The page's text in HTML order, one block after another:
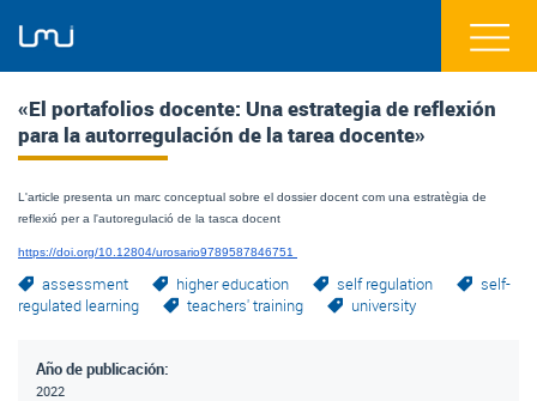
«El portafolios docente: Una estrategia de reflexión
para la autorregulación de la tarea docente»
L'article presenta un marc conceptual sobre el dossier docent com una estratègia de
reflexió per a l'autoregulació de la tasca docent
https://doi.org/10.12804/urosario9789587846751
assessment higher education self regulation
self-
regulated learning
teachers' training university
Año de publicación:
2022